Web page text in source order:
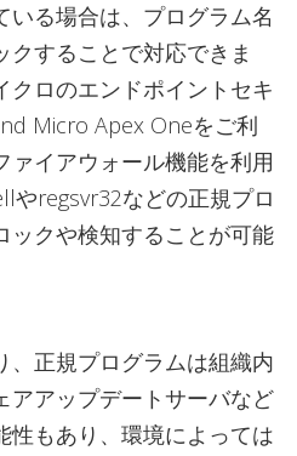
いる場合は、プログラム名
クすることで対応できま
クロのエンドポイントセキ
Micro Apex Oneをご利
ァイアウォール機能を利用
やregsvr32などの正規プロ
ックや検知することが可能
、正規プログラムは組織内
アアップデートサーバなど
性もあり、環境によっては